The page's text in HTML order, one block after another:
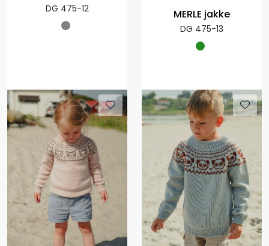
DG 475-12 MERLE jakke
DG 475-13